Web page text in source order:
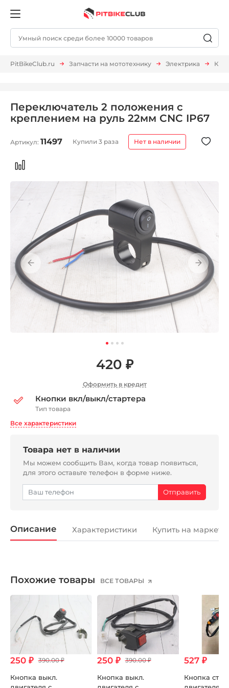
PitBikeClub.ru Запчасти на мототехнику Электрика
Переключатель 2 положения с
креплением на руль 22мм CNC IP67
Артикул: 11497 Купили 3 раза Нет в наличии
420 ₽
Оформить в кредит
Кнопки вкл/выкл/стартера
Тип товара
Все характеристики
Товара нет в наличии
Мы можем сообщить Вам, когда товар появиться,
для этого оставьте телефон в форме ниже.
Описание Характеристики Купить на
Похожие товары ВСЕ ТОВАРЫ
250 ₽ 390.00 ₽
Кнопка выкл.
250 ₽ 390.00 ₽
Кнопка выкл.
527 ₽
Кнопка